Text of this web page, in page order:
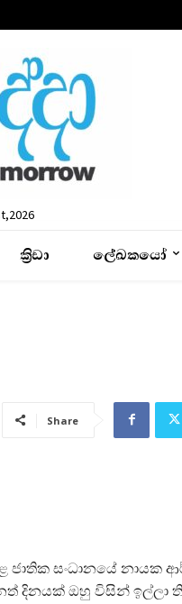
ක්‍රිඩා ලේඛකයෝ
Share
ජාතික සංධානයේ නායක
දිනයක් ඔහු විසින් ඉල්ලා